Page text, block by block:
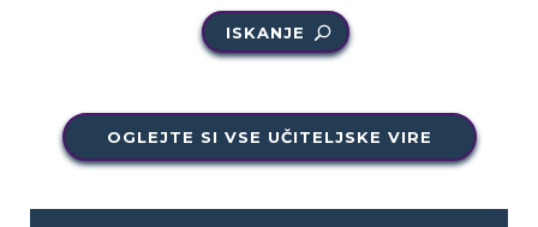
ISKANJE
OGLEJTE SI VSE UČITELJSKE VIRE